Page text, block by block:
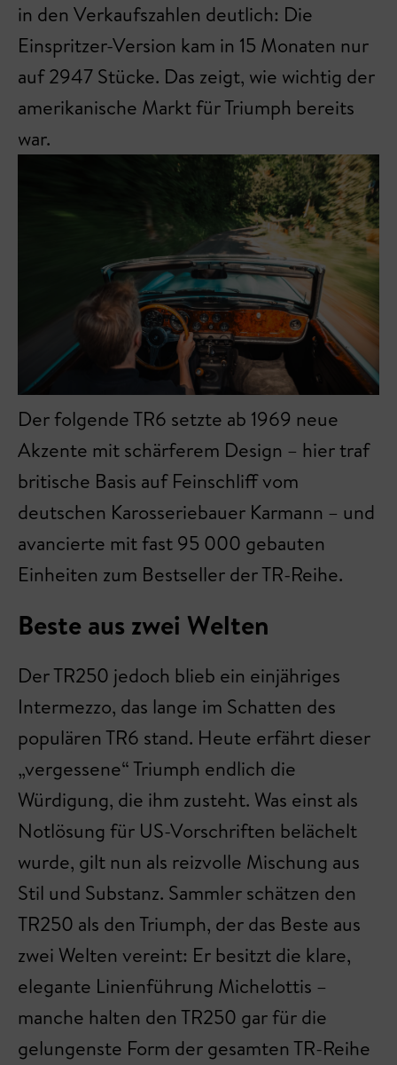
in den Verkaufszahlen deutlich: Die
Einspritzer-Version kam in 15 Monaten nur
auf 2947 Stücke. Das zeigt, wie wichtig der
amerikanische Markt für Triumph bereits
war.
Der folgende TR6 setzte ab 1969 neue
Akzente mit schärferem Design – hier traf
britische Basis auf Feinschliff vom
deutschen Karosseriebauer Karmann – und
avancierte mit fast 95 000 gebauten
Einheiten zum Bestseller der TR-Reihe.
Beste aus zwei Welten
Der TR250 jedoch blieb ein einjähriges
Intermezzo, das lange im Schatten des
populären TR6 stand. Heute erfährt dieser
„vergessene“ Triumph endlich die
Würdigung, die ihm zusteht. Was einst als
Notlösung für US-Vorschriften belächelt
wurde, gilt nun als reizvolle Mischung aus
Stil und Substanz. Sammler schätzen den
TR250 als den Triumph, der das Beste aus
zwei Welten vereint: Er besitzt die klare,
elegante Linienführung Michelottis –
manche halten den TR250 gar für die
gelungenste Form der gesamten TR-Reihe